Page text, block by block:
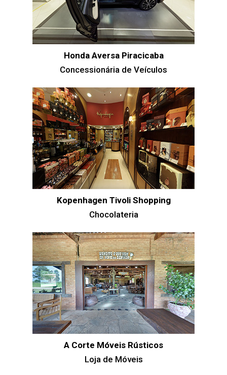
Honda Aversa Piracicaba
Concessionária de Veículos
Kopenhagen Tivoli Shopping
Chocolateria
A Corte Móveis Rústicos
Loja de Móveis